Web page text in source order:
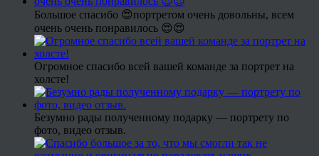
Большое спасибо 😍портретом очень довольны, всем
очень очень понравилось 😍😍
Огромное спасибо всей вашей команде за портрет на
холсте!
Безумно рады полученному подарку — портрету по
фото, видео отзыв.